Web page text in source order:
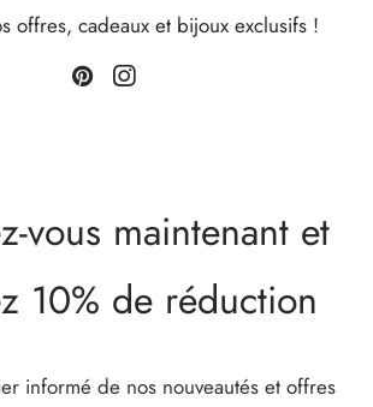
offres, cadeaux et bijoux exclusifs !
vous maintenant et
10% de réduction
informé de nos nouveautés et offres